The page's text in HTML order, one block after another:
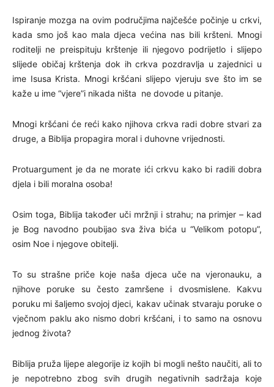
Ispiranje mozga na ovim područjima najčešće počinje u crkvi,
kada smo još kao mala djeca većina nas bili kršteni. Mnogi
roditelji ne preispituju krštenje ili njegovo podrijetlo i slijepo
slijede običaj krštenja dok ih crkva pozdravlja u zajednici u
ime Isusa Krista. Mnogi kršćani slijepo vjeruju sve što im se
kaže u ime “vjere”i nikada ništa ne dovode u pitanje.
Mnogi kršćani će reći kako njihova crkva radi dobre stvari za
druge, a Biblija propagira moral i duhovne vrijednosti.
Protuargument je da ne morate ići crkvu kako bi radili dobra
djela i bili moralna osoba!
Osim toga, Biblija također uči mržnji i strahu; na primjer – kad
je Bog navodno poubijao sva živa bića u “Velikom potopu”,
osim Noe i njegove obitelji.
To su strašne priče koje naša djeca uče na vjeronauku, a
njihove poruke su često zamršene i dvosmislene. Kakvu
poruku mi šaljemo svojoj djeci, kakav učinak stvaraju poruke o
vječnom paklu ako nismo dobri kršćani, i to samo na osnovu
jednog života?
Biblija pruža lijepe alegorije iz kojih bi mogli nešto naučiti, ali to
je nepotrebno zbog svih drugih negativnih sadržaja koje